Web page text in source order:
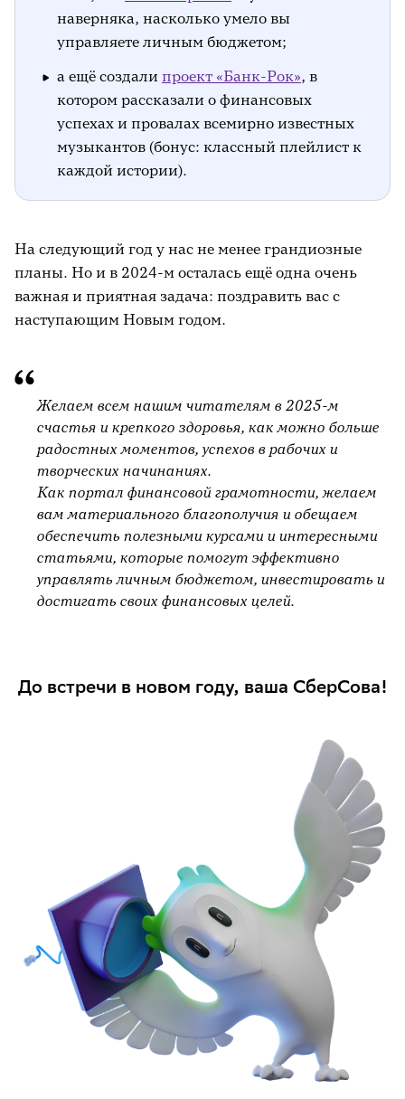
наверняка, насколько умело вы
управляете личным бюджетом;
а ещё создали проект «Банк-Рок», в
котором рассказали о финансовых
успехах и провалах всемирно известных
музыкантов (бонус: классный плейлист к
каждой истории).
На следующий год у нас не менее грандиозные
планы. Но и в 2024-м осталась ещё одна очень
важная и приятная задача: поздравить вас с
наступающим Новым годом.
Желаем всем нашим читателям в 2025-м
счастья и крепкого здоровья, как можно больше
радостных моментов, успехов в рабочих и
творческих начинаниях.
Как портал финансовой грамотности, желаем
вам материального благополучия и обещаем
обеспечить полезными курсами и интересными
статьями, которые помогут эффективно
управлять личным бюджетом, инвестировать и
достигать своих финансовых целей.
До встречи в новом году, ваша СберСова!